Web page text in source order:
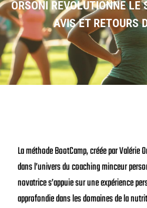
ORSONI REVOLUTIONNE LE
AVIS ET RETOURS
La méthode BootCamp, créée par
dans l’univers du coaching minceur
novatrice s’appuie sur une expérience
approfondie dans les domaines de la